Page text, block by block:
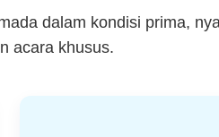
dalam kondisi prima,
acara khusus.